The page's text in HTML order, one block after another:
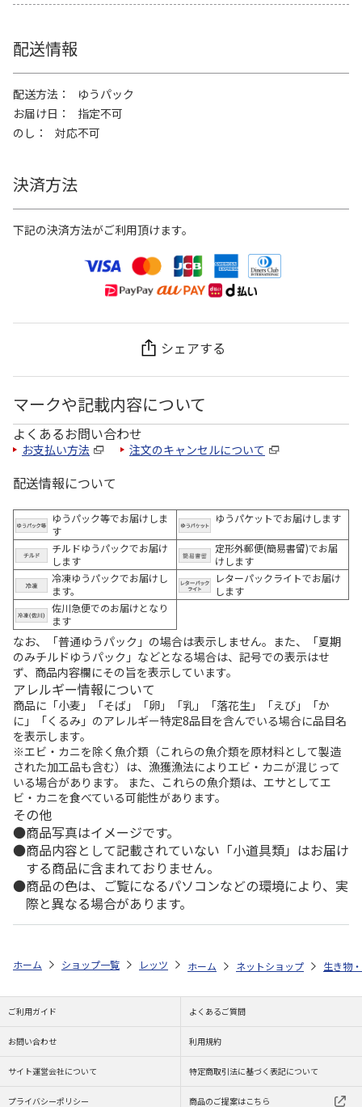
配送情報
配送方法
ゆうパック
お届け日
指定不可
のし
対応不可
決済方法
下記の決済方法がご利用頂けます。
シェアする
マークや記載内容について
よくあるお問い合わせ
お支払い方法 注文のキャンセルについて
配送情報について
ゆうパック等でお届けしま
す
ゆうパケットでお届けします
チルドゆうパックでお届け
します
定形外郵便(簡易書留)でお届
けします
冷凍ゆうパックでお届けし
ます。
レターパックライトでお届け
します
佐川急便でのお届けとなり
ます
なお、「普通ゆうパック」の場合は表示しません。また、「夏期
のみチルドゆうパック」などとなる場合は、記号での表示はせ
ず、商品内容欄にその旨を表示しています。
アレルギー情報について
商品に「小麦」「そば」「卵」「乳」「落花生」「えび」「か
に」「くるみ」のアレルギー特定8品目を含んでいる場合に品目名
を表示します。
※エビ・カニを除く魚介類（これらの魚介類を原材料として製造
された加工品も含む）は、漁獲漁法によりエビ・カニが混じって
いる場合があります。 また、これらの魚介類は、エサとしてエ
ビ・カニを食べている可能性があります。
その他
商品写真はイメージです。
商品内容として記載されていない「小道具類」はお届け
する商品に含まれておりません。
商品の色は、ご覧になるパソコンなどの環境により、実
際と異なる場合があります。
ホーム ショップ一覧 レッツ シカゴ・カブス アメリカ建国250周年
ホーム ネットショップ 生き物
ご利用ガイド よくあるご質問
お問い合わせ 利用規約
サイト運営会社について 特定商取引法に基づく表記について
プライバシーポリシー 商品のご提案はこちら